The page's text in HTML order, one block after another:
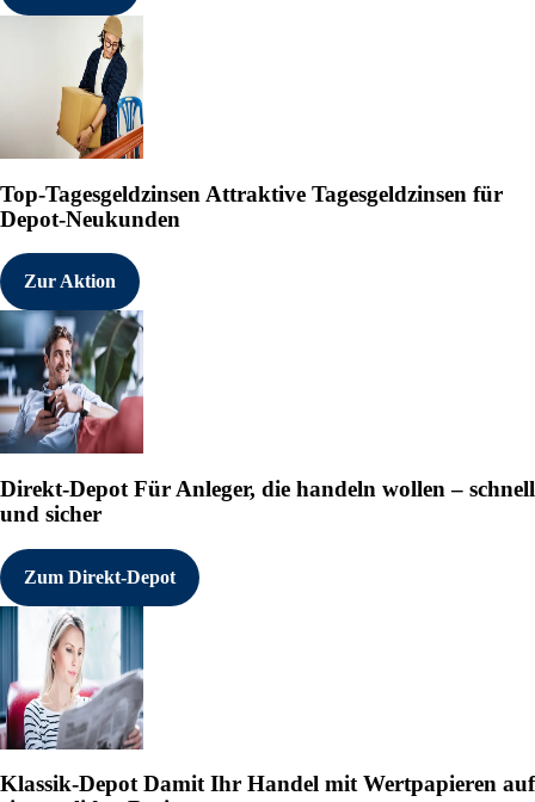
Top-Tagesgeldzinsen Attraktive Tagesgeldzinsen für
Depot-Neukunden
Zur Aktion
Direkt-Depot Für Anleger, die handeln wollen – schnell
und sicher
Zum Direkt-Depot
Klassik-DepotDamit Ihr Handel mit Wertpapieren auf